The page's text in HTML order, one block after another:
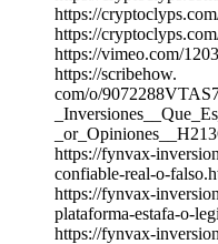
https://cryptoclyps.
https://cryptoclyps.
https://vimeo.com/
https://scribehow.
com/o/
https://fynvax-
confiable-real-o-falso.
https://fynvax-
plataforma-estafa-o-
https://fynvax-